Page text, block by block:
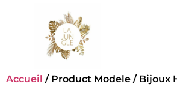
Accueil / Product Modele / Bijoux